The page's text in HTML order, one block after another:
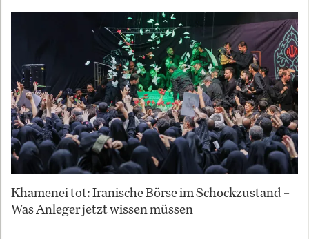
Khamenei tot: Iranische Börse im Schockzustand –
Was Anleger jetzt wissen müssen